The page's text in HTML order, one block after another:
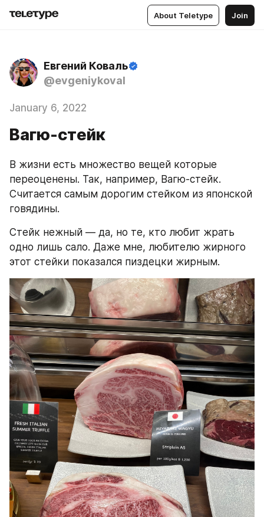
About Teletype Join
Евгений Коваль
@evgeniykoval
January 6, 2022
Вагю-стейк
В жизни есть множество вещей которые
переоценены. Так, например, Вагю-стейк.
Считается самым дорогим стейком из японской
говядины.
Стейк нежный — да, но те, кто любит жрать
одно лишь сало. Даже мне, любителю жирного
этот стейки показался пиздецки жирным.